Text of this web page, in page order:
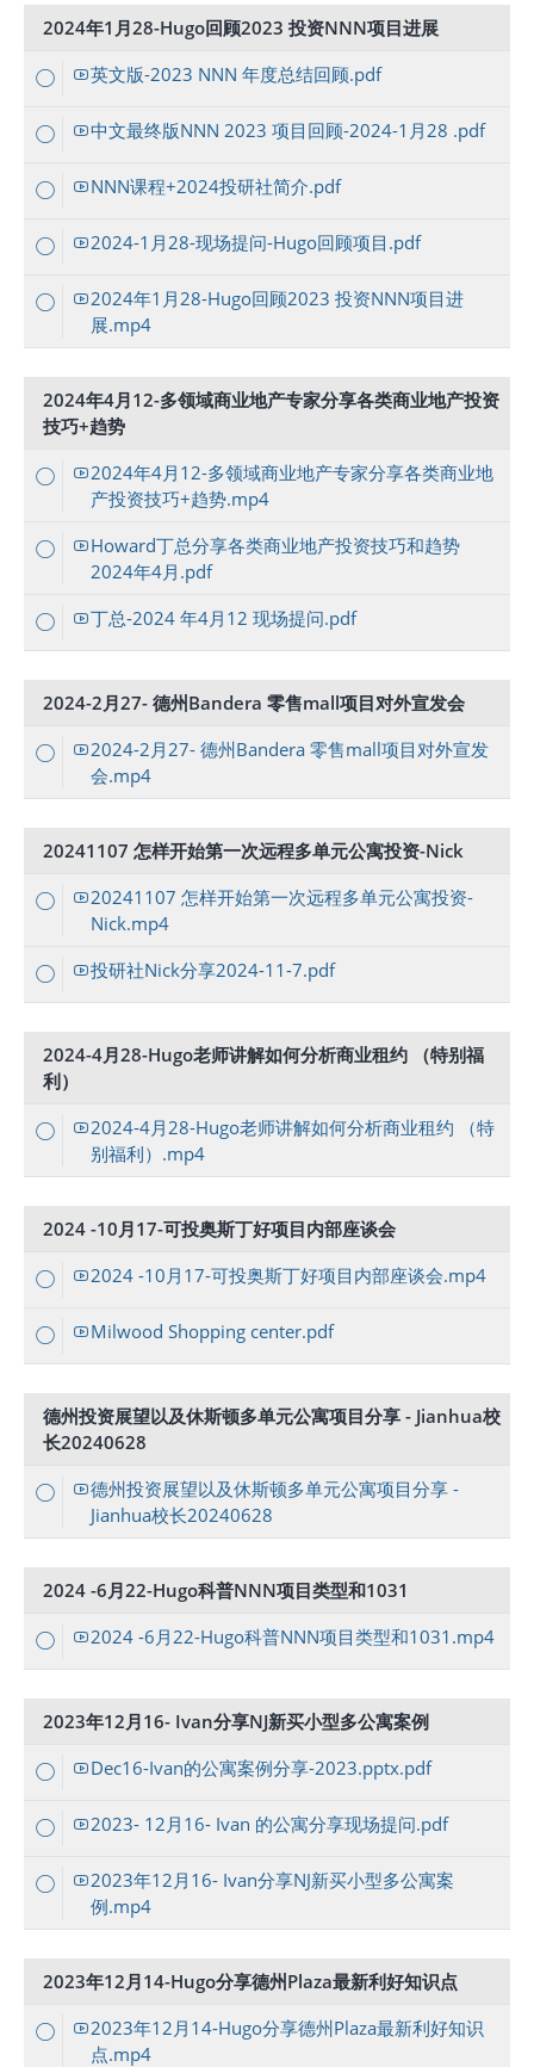
2024年1月28-Hugo回顾2023 投资NNN项目进展
英文版-2023 NNN 年度总结回顾.pdf
中文最终版NNN 2023 项目回顾-2024-1月28 .pdf
NNN课程+2024投研社简介.pdf
2024-1月28-现场提问-Hugo回顾项目.pdf
2024年1月28-Hugo回顾2023 投资NNN项目进
展.mp4
2024年4月12-多领域商业地产专家分享各类商业地产投资
技巧+趋势
2024年4月12-多领域商业地产专家分享各类商业地
产投资技巧+趋势.mp4
Howard丁总分享各类商业地产投资技巧和趋势
2024年4月.pdf
丁总-2024 年4月12 现场提问.pdf
2024-2月27- 德州Bandera 零售mall项目对外宣发会
2024-2月27- 德州Bandera 零售mall项目对外宣发
会.mp4
20241107 怎样开始第一次远程多单元公寓投资-Nick
20241107 怎样开始第一次远程多单元公寓投资-
Nick.mp4
投研社Nick分享2024-11-7.pdf
2024-4月28-Hugo老师讲解如何分析商业租约 （特别福
利）
2024-4月28-Hugo老师讲解如何分析商业租约 （特
别福利）.mp4
2024 -10月17-可投奥斯丁好项目内部座谈会
2024 -10月17-可投奥斯丁好项目内部座谈会.mp4
Milwood Shopping center.pdf
德州投资展望以及休斯顿多单元公寓项目分享 - Jianhua校
长20240628
德州投资展望以及休斯顿多单元公寓项目分享 -
Jianhua校长20240628
2024 -6月22-Hugo科普NNN项目类型和1031
2024 -6月22-Hugo科普NNN项目类型和1031.mp4
2023年12月16- Ivan分享NJ新买小型多公寓案例
Dec16-Ivan的公寓案例分享-2023.pptx.pdf
2023- 12月16- Ivan 的公寓分享现场提问.pdf
2023年12月16- Ivan分享NJ新买小型多公寓案
例.mp4
2023年12月14-Hugo分享德州Plaza最新利好知识点
2023年12月14-Hugo分享德州Plaza最新利好知识
点.mp4